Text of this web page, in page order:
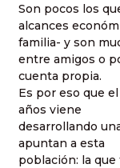
Son pocos los
alcances
familia- y son
entre amigos o
cuenta propia.
Es por eso que
años viene
desarrollando
apuntan a esta
población: la